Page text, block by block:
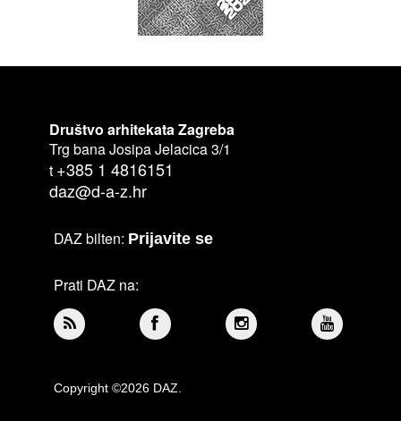
Društvo arhitekata Zagreba
Trg bana Josipa Jelacica 3/1
t +385 1 4816151
daz@d-a-z.hr
DAZ bilten: Prijavite se
Prati DAZ na:
Copyright ©2026 DAZ.